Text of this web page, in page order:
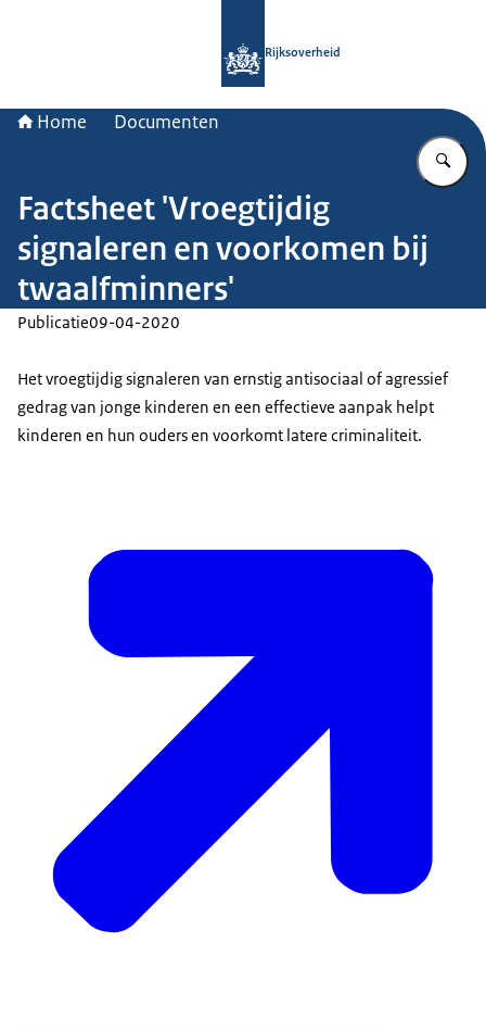
Rijksoverheid
Home Documenten
Factsheet 'Vroegtijdig
signaleren en voorkomen bij
twaalfminners'
Publicatie09-04-2020
Het vroegtijdig signaleren van ernstig antisociaal of agressief
gedrag van jonge kinderen en een effectieve aanpak helpt
kinderen en hun ouders en voorkomt latere criminaliteit.